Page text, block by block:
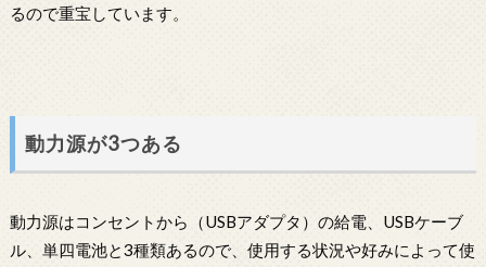
るので重宝しています。
動力源が3つある
動力源はコンセントから（USBアダプタ）の給電、USBケーブ
ル、単四電池と3種類あるので、使用する状況や好みによって使